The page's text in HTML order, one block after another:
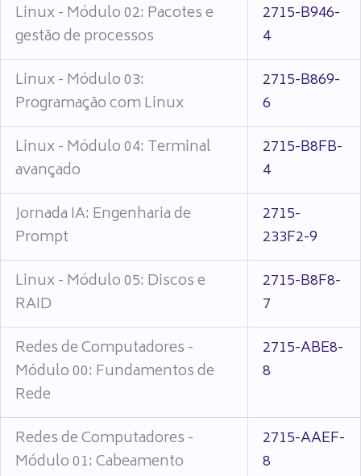
Linux - Módulo 02: Pacotes e
gestão de processos
2715-B946-
4
Linux - Módulo 03:
Programação com Linux
2715-B869-
6
Linux - Módulo 04: Terminal
avançado
2715-B8FB-
4
Jornada IA: Engenharia de
Prompt
2715-
233F2-9
Linux - Módulo 05: Discos e
RAID
2715-B8F8-
7
Redes de Computadores -
Módulo 00: Fundamentos de
Rede
2715-ABE8-
8
Redes de Computadores -
Módulo 01: Cabeamento
2715-AAEF-
8